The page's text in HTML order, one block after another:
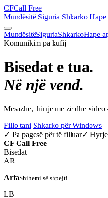
CFCall Free
Mundësitë Siguria Shkarko Hape
MundësitëSiguriaShkarkoHape
Komunikim pa kufij
Bisedat e tua.
Në një vend.
Mesazhe, thirrje me zë dhe
Fillo tani Shkarko për Windows
✓ Pa pagesë për të filluar✓ Hyrje
CF Call Free
Bisedat
AR
ArtaShihemi së shpejti
LB